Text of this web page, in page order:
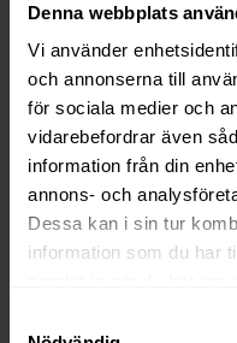
Denna webbplats
Vi använder
och annonserna till
för sociala medier och
vidarebefordrar även
information från din
annons- och
Dessa kan i sin tur
information som du har